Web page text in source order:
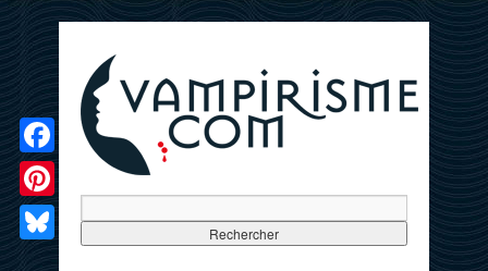
Facebook
Pinterest
Bluesky